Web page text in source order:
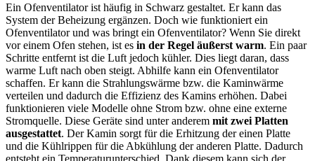
Ein Ofenventilator ist häufig in Schwarz gestaltet. Er kann das
System der Beheizung ergänzen. Doch wie funktioniert ein
Ofenventilator und was bringt ein Ofenventilator? Wenn Sie direkt
vor einem Ofen stehen, ist es in der Regel äußerst warm. Ein paar
Schritte entfernt ist die Luft jedoch kühler. Dies liegt daran, dass
warme Luft nach oben steigt. Abhilfe kann ein Ofenventilator
schaffen. Er kann die Strahlungswärme bzw. die Kaminwärme
verteilen und dadurch die Effizienz des Kamins erhöhen. Dabei
funktionieren viele Modelle ohne Strom bzw. ohne eine externe
Stromquelle. Diese Geräte sind unter anderem mit zwei Platten
ausgestattet. Der Kamin sorgt für die Erhitzung der einen Platte
und die Kühlrippen für die Abkühlung der anderen Platte. Dadurch
entsteht ein Temperaturunterschied. Dank diesem kann sich der